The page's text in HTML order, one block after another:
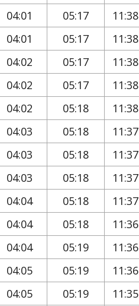
04:01 05:17 11:38
04:01 05:17 11:38
04:02 05:17 11:38
04:02 05:17 11:38
04:02 05:18 11:38
04:03 05:18 11:37
04:03 05:18 11:37
04:03 05:18 11:37
04:04 05:18 11:37
04:04 05:18 11:36
04:04 05:19 11:36
04:05 05:19 11:36
04:05 05:19 11:35